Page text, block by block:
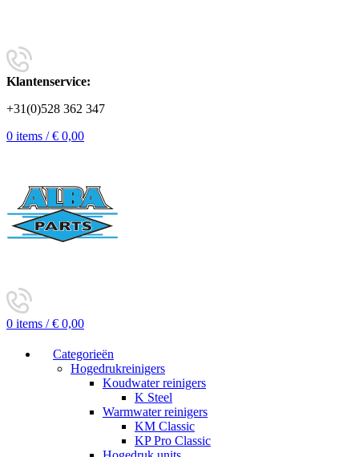
Klantenservice:
+31(0)528 362 347
0 items / € 0,00
0 items / € 0,00
Categorieën
Hogedrukreinigers
Koudwater reinigers
K Steel
Warmwater reinigers
KM Classic
KP Pro Classic